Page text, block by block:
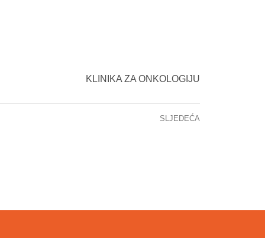
KLINIKA ZA ONKOLOGIJU
SLJEDEĆA